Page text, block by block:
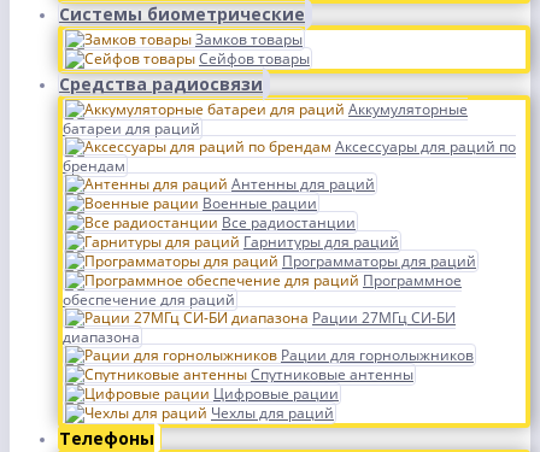
Системы биометрические
Замков товары
Сейфов товары
Средства радиосвязи
Аккумуляторные
батареи для раций
Аксессуары для раций по
брендам
Антенны для раций
Военные рации
Все радиостанции
Гарнитуры для раций
Программаторы для раций
Программное
обеспечение для раций
Рации 27МГц СИ-БИ
диапазона
Рации для горнолыжников
Спутниковые антенны
Цифровые рации
Чехлы для раций
Телефоны